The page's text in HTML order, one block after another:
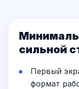
сильной
Первый
формат